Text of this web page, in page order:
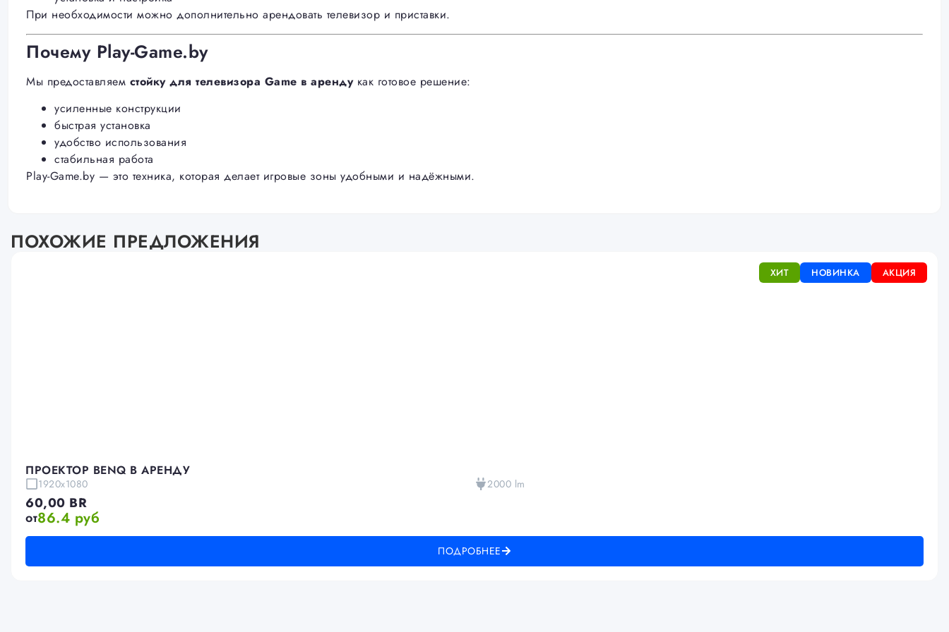
При необходимости можно дополнительно арендовать телевизор и приставки.
Почему Play-Game.by
Мы предоставляем стойку для телевизора Game в арендукак готовое решение:
усиленные конструкции
быстрая установка
удобство использования
стабильная работа
Play-Game.by — это техника, которая делает игровые зоны удобными и надёжными.
ПОХОЖИЕ ПРЕДЛОЖЕНИЯ
АКЦИЯ
НОВИНКА
ХИТ
ПРОЕКТОР BENQ В АРЕНДУ
1920x1080 2000 lm
60,00 BR
от86.4 руб
ПОДРОБНЕЕ